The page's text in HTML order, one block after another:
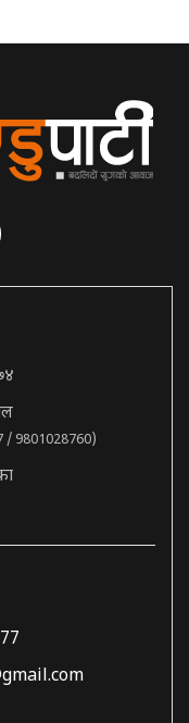
/ 9801028760)